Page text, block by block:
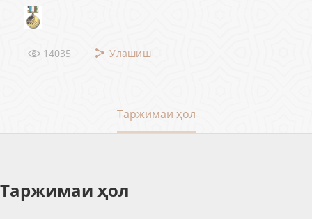
14035 Улашиш
Таржимаи ҳол
Таржимаи ҳол